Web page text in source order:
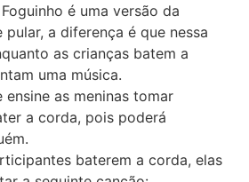
é uma versão da
pular, a diferença é que nessa
as crianças batem a
uma música.
ensine as meninas tomar
a corda, pois poderá
baterem a corda, elas